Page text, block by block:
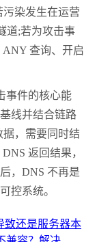
污染发生在运营
道;若为攻击事
查询、开启
件的核心能
线并结合链路
，需要同时结
返回结果，
，DNS 不再是
控系统。
致还是服务器本